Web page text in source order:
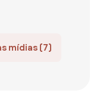
mídias (7)